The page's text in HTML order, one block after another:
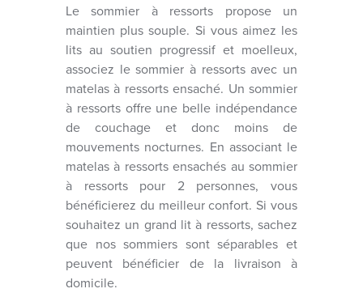
Le sommier à ressorts propose un
maintien plus souple. Si vous aimez les
lits au soutien progressif et moelleux,
associez le sommier à ressorts avec un
matelas à ressorts ensaché. Un sommier
à ressorts offre une belle indépendance
de couchage et donc moins de
mouvements nocturnes. En associant le
matelas à ressorts ensachés au sommier
à ressorts pour 2 personnes, vous
bénéficierez du meilleur confort. Si vous
souhaitez un grand lit à ressorts, sachez
que nos sommiers sont séparables et
peuvent bénéficier de la livraison à
domicile.